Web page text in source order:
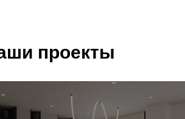
проекты